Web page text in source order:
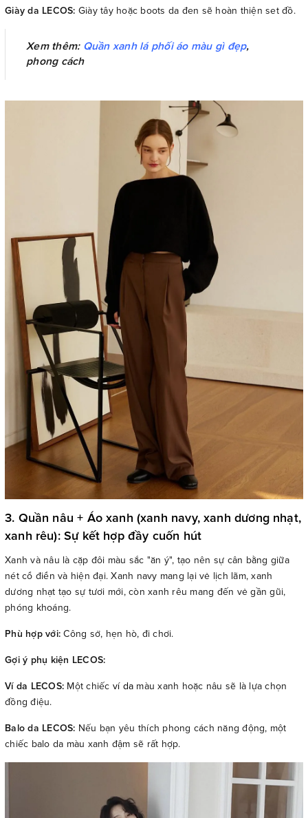
Giày da LECOS: Giày tây hoặc boots da đen sẽ hoàn thiện set đồ.
Xem thêm: Quần xanh lá phối áo màu gì đẹp,
phong cách
3. Quần nâu + Áo xanh (xanh navy, xanh dương nhạt,
xanh rêu): Sự kết hợp đầy cuốn hút
Xanh và nâu là cặp đôi màu sắc "ăn ý", tạo nên sự cân bằng giữa
nét cổ điển và hiện đại. Xanh navy mang lại vẻ lịch lãm, xanh
dương nhạt tạo sự tươi mới, còn xanh rêu mang đến vẻ gần gũi,
phóng khoáng.
Phù hợp với:Công sở, hẹn hò, đi chơi.
Gợi ý phụ kiện LECOS:
Ví da LECOS: Một chiếc ví da màu xanh hoặc nâu sẽ là lựa chọn
đồng điệu.
Balo da LECOS: Nếu bạn yêu thích phong cách năng động, một
chiếc balo da màu xanh đậm sẽ rất hợp.